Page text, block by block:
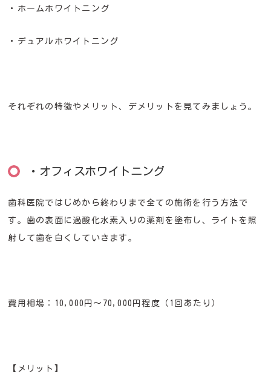
・ホームホワイトニング
・デュアルホワイトニング
それぞれの特徴やメリット、デメリットを見てみましょう。
・オフィスホワイトニング
歯科医院ではじめから終わりまで全ての施術を行う方法で
す。歯の表面に過酸化水素入りの薬剤を塗布し、ライトを照
射して歯を白くしていきます。
費用相場：10,000円〜70,000円程度（1回あたり）
【メリット】